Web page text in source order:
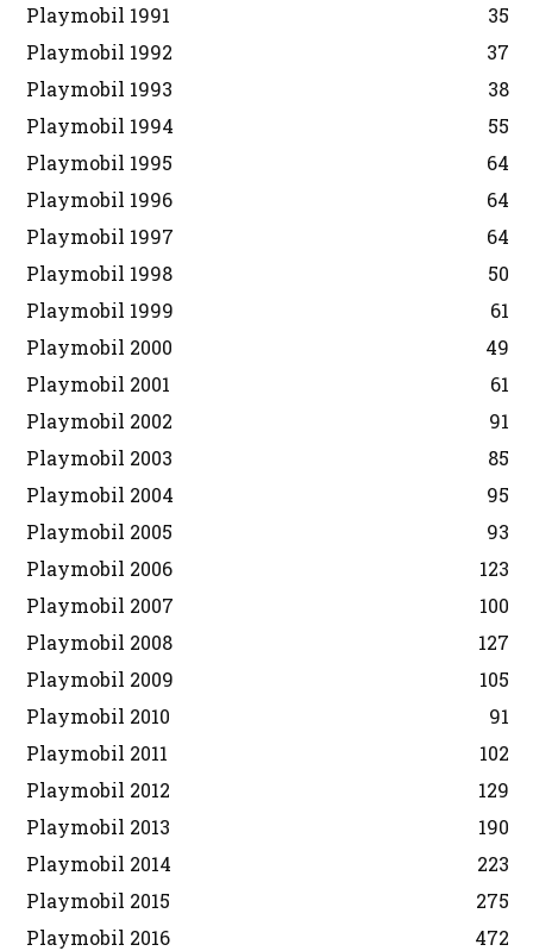
Playmobil 1991
35
Playmobil 1992
37
Playmobil 1993
38
Playmobil 1994
55
Playmobil 1995
64
Playmobil 1996
64
Playmobil 1997
64
Playmobil 1998
50
Playmobil 1999
61
Playmobil 2000
49
Playmobil 2001
61
Playmobil 2002
91
Playmobil 2003
85
Playmobil 2004
95
Playmobil 2005
93
Playmobil 2006
123
Playmobil 2007
100
Playmobil 2008
127
Playmobil 2009
105
Playmobil 2010
91
Playmobil 2011
102
Playmobil 2012
129
Playmobil 2013
190
Playmobil 2014
223
Playmobil 2015
275
Playmobil 2016
472